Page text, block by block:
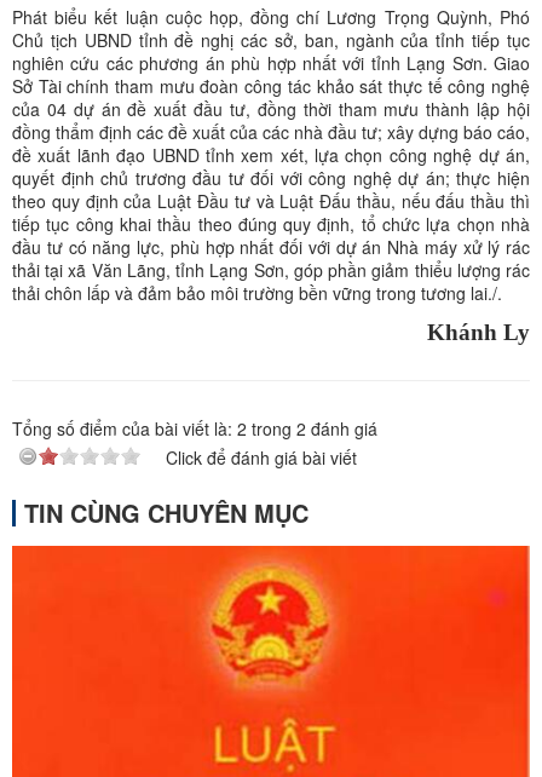
Phát biểu kết luận cuộc họp, đồng chí Lương Trọng Quỳnh, Phó
Chủ tịch UBND tỉnh đề nghị các sở, ban, ngành của tỉnh tiếp tục
nghiên cứu các phương án phù hợp nhất với tỉnh Lạng Sơn. Giao
Sở Tài chính tham mưu đoàn công tác khảo sát thực tế công nghệ
của 04 dự án đề xuất đầu tư, đồng thời tham mưu thành lập hội
đồng thẩm định các đề xuất của các nhà đầu tư; xây dựng báo cáo,
đề xuất lãnh đạo UBND tỉnh xem xét, lựa chọn công nghệ dự án,
quyết định chủ trương đầu tư đối với công nghệ dự án; thực hiện
theo quy định của Luật Đầu tư và Luật Đấu thầu, nếu đấu thầu thì
tiếp tục công khai thầu theo đúng quy định, tổ chức lựa chọn nhà
đầu tư có năng lực, phù hợp nhất đối với dự án Nhà máy xử lý rác
thải tại xã Văn Lãng, tỉnh Lạng Sơn, góp phần giảm thiểu lượng rác
thải chôn lấp và đảm bảo môi trường bền vững trong tương lai./.
Khánh Ly
Tổng số điểm của bài viết là: 2 trong 2 đánh giá
Click để đánh giá bài viết
TIN CÙNG CHUYÊN MỤC